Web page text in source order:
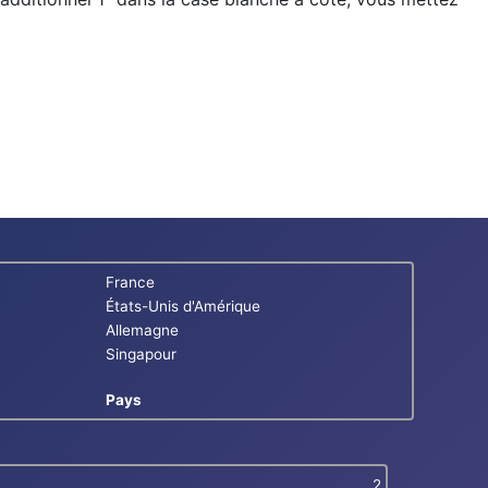
France
États-Unis d'Amérique
Allemagne
Singapour
Pays